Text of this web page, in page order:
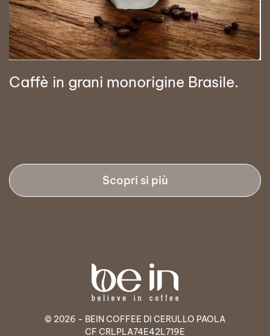
Caffè in grani monorigine Brasile.
Scopri si più
© 2026 - BEIN COFFEE DI CERULLO PAOLA
CF CRLPLA74E42L719E